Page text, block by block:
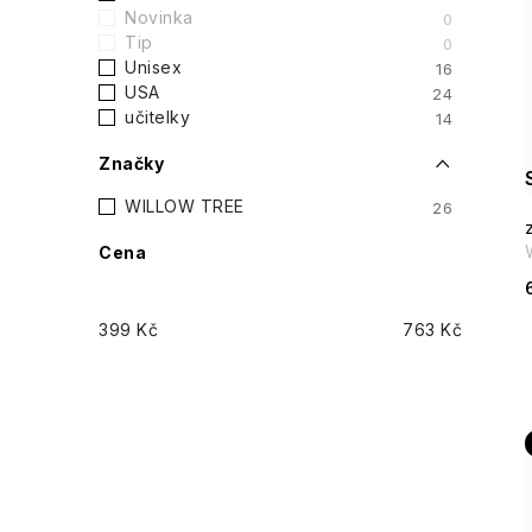
r
a
n
n
í
p
Novinka 0
Tip 0
Unisex 16
USA 24
učitelky 14
Značky
WILLOW TREE 26
Cena
399 Kč 763 Kč